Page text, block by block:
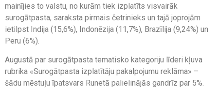
mainījies to valstu, no kurām tiek izplatīts visvairāk
surogātpasta, saraksta pirmais četrinieks un tajā joprojām
ietilpst Indija (15,6%), Indonēzija (11,7%), Brazīlija (9,24%) un
Peru (6%).
Augustā par surogātpasta tematisko kategoriju līderi kļuva
rubrika «Surogātpasta izplatītāju pakalpojumu reklāma» –
šādu mēstuļu īpatsvars Runetā palielinājās gandrīz par 5%.